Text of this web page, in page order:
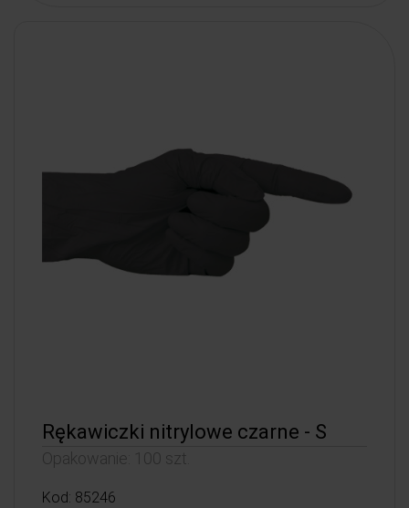
Rękawiczki nitrylowe czarne - S
Opakowanie: 100 szt.
Kod: 85246